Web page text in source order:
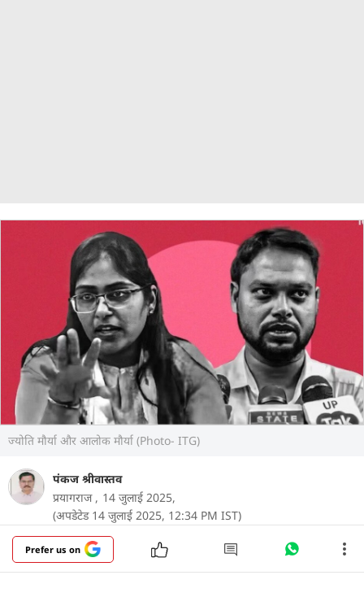
ज्योति मौर्या और आलोक मौर्या (Photo- ITG)
पंकज श्रीवास्तव
प्रयागराज , 14 जुलाई 2025,
(अपडेटेड 14 जुलाई 2025, 12:34 PM IST)
Prefer us on